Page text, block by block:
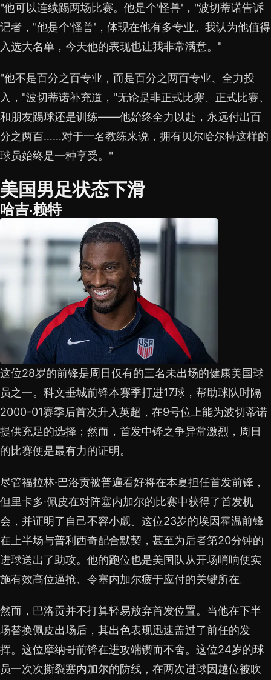
"他可以连续踢两场比赛。他是个'怪兽'，"波切蒂诺告诉
记者，"他是个'怪兽'，体现在他有多专业。我认为他值得
入选大名单，今天他的表现也让我非常满意。"
"他不是百分之百专业，而是百分之两百专业、全力投
入，"波切蒂诺补充道，"无论是非正式比赛、正式比赛、
和朋友踢球还是训练——他始终全力以赴，永远付出百
分之两百……对于一名教练来说，拥有贝尔哈尔特这样的
球员始终是一种享受。"
美国男足状态下滑
哈吉·赖特
这位28岁的前锋是周日仅有的三名未出场的健康美国球
员之一。科文垂城前锋本赛季打进17球，帮助球队时隔
2000-01赛季后首次升入英超，在9号位上能为波切蒂诺
提供充足的选择；然而，首发中锋之争异常激烈，周日
的比赛便是最有力的证明。
尽管福拉林·巴洛贡被普遍看好将在本夏担任首发前锋，
但里卡多·佩皮在对阵塞内加尔的比赛中获得了首发机
会，并证明了自己不容小觑。这位23岁的埃因霍温前锋
在上半场与普利西奇配合默契，甚至为后者第20分钟的
进球送出了助攻。他的跑位也是美国队从开场哨响便实
施有效高位逼抢、令塞内加尔疲于应付的关键所在。
然而，巴洛贡并不打算轻易放弃首发位置。当他在下半
场替换佩皮出场后，其出色表现迅速盖过了前任的发
挥。这位摩纳哥前锋在进攻端锲而不舍。这位24岁的球
员一次次撕裂塞内加尔的防线，在两次进球因越位被吹